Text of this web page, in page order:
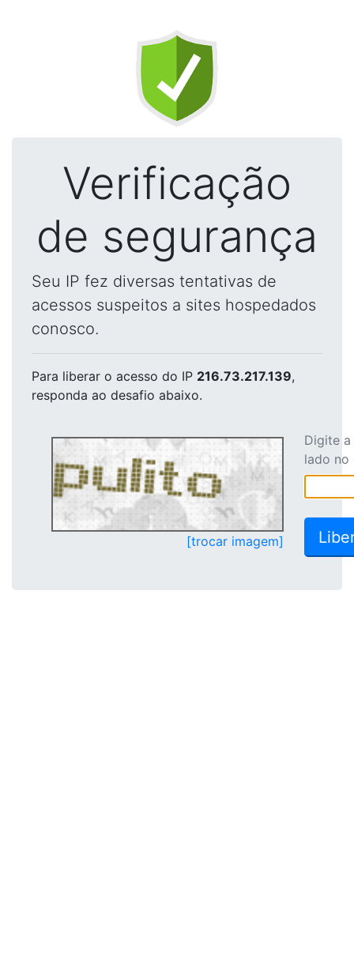
Verificação
de segurança
Seu IP fez diversas tentativas de
acessos suspeitos a sites hospedados
conosco.
Para liberar o acesso do IP 216.73.217.139,
responda ao desafio abaixo.
[trocar imagem]
Digite
lado no